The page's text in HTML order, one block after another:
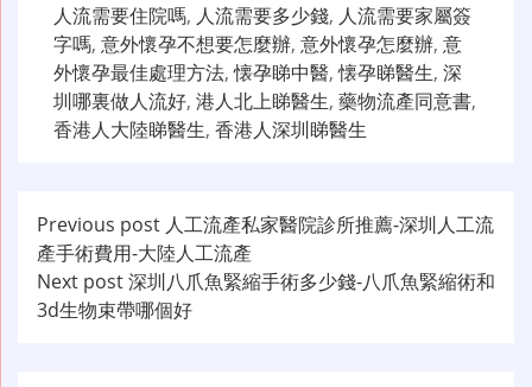
人流需要住院嗎, 人流需要多少錢, 人流需要家屬簽
字嗎, 意外懷孕不想要怎麼辦, 意外懷孕怎麼辦, 意
外懷孕最佳處理方法,懐孕睇中醫,懐孕睇醫生, 深
圳哪裏做人流好, 港人北上睇醫生, 藥物流產同意書,
香港人大陸睇醫生, 香港人深圳睇醫生
文
章
导
Previous post 人工流產私家醫院診所推薦-深圳人工流
產手術費用-大陸人工流產
Next post深圳八爪魚緊縮手術多少錢-八爪魚緊縮術和
3d生物束帶哪個好